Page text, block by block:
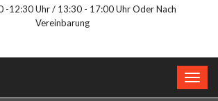
-12:30 Uhr / 13:30 - 17:00 Uhr Oder Nach
Vereinbarung